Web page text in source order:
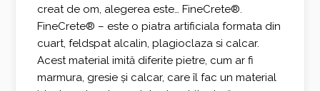
creat de om, alegerea este… FineCrete®.
FineCrete® – este o piatra artificiala formata din
cuart, feldspat alcalin, plagioclaza si calcar.
Acest material imită diferite pietre, cum ar fi
marmura, gresie și calcar, care îl fac un material